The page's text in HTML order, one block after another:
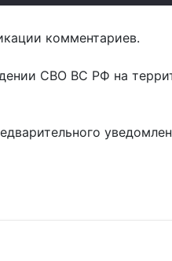
комментариев.
СВО ВС РФ на